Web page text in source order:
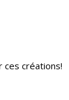
créations!